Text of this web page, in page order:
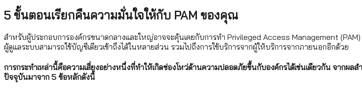
5 ขั้นตอนเรียกคืนความมั่นใจให้กับ PAM ของคุณ
สำหรับผู้ประกอบการองค์กรขนาดกลางและใหญ่อาจจะคุ้นเคยกับการทำ Privileged Access Management
ผู้ดูแลระบบสามารถใช้บัญชีเดียวเข้าถึงได้ในหลายส่วน รวมไปถึงการใช้บริการจากผู้ให้บริการจากภายนอกอีกด้วย
การกระทำเหล่านี้คือความเสี่ยงอย่างหนึ่งที่ทำให้เกิดช่องโหว่ด้านความปลอดภัยขึ้นกับองค์กรได้เช่นเดียวกัน จากผ
ปัจจุบันมาจาก 5 ข้อหลักดังนี้